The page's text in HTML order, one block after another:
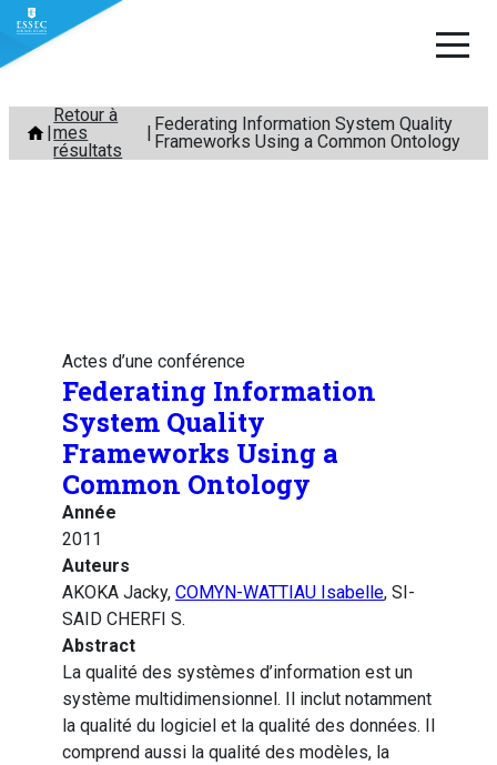
Aller
contenu
Retour à
mes
résultats
Federating Information System Quality
Frameworks Using a Common Ontology
Actes d’une conférence
Federating Information
System Quality
Frameworks Using a
Common Ontology
Année
2011
Auteurs
AKOKA Jacky, COMYN-WATTIAU Isabelle, SI-
SAID CHERFI S.
Abstract
La qualité des systèmes d’information est un
système multidimensionnel. Il inclut notamment
la qualité du logiciel et la qualité des données. Il
comprend aussi la qualité des modèles, la